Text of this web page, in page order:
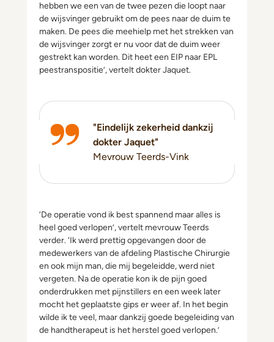
hebben we een van de twee pezen die loopt naar
de wijsvinger gebruikt om de pees naar de duim te
maken. De pees die meehielp met het strekken van
de wijsvinger zorgt er nu voor dat de duim weer
gestrekt kan worden. Dit heet een EIP naar EPL
peestranspositie’, vertelt dokter Jaquet.
"Eindelijk zekerheid dankzij
dokter Jaquet"
Mevrouw Teerds-Vink
‘De operatie vond ik best spannend maar alles is
heel goed verlopen’, vertelt mevrouw Teerds
verder. ‘Ik werd prettig opgevangen door de
medewerkers van de afdeling Plastische Chirurgie
en ook mijn man, die mij begeleidde, werd niet
vergeten. Na de operatie kon ik de pijn goed
onderdrukken met pijnstillers en een week later
mocht het geplaatste gips er weer af. In het begin
wilde ik te veel, maar dankzij goede begeleiding van
de handtherapeut is het herstel goed verlopen.’